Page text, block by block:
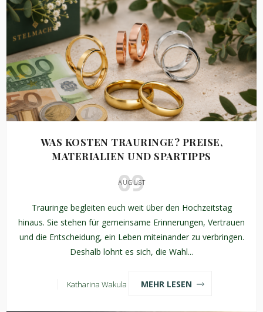
WAS KOSTEN TRAURINGE? PREISE,
MATERIALIEN UND SPARTIPPS
09
AUGUST
Trauringe begleiten euch weit über den Hochzeitstag
hinaus. Sie stehen für gemeinsame Erinnerungen, Vertrauen
und die Entscheidung, ein Leben miteinander zu verbringen.
Deshalb lohnt es sich, die Wahl...
Katharina Wakula MEHR LESEN